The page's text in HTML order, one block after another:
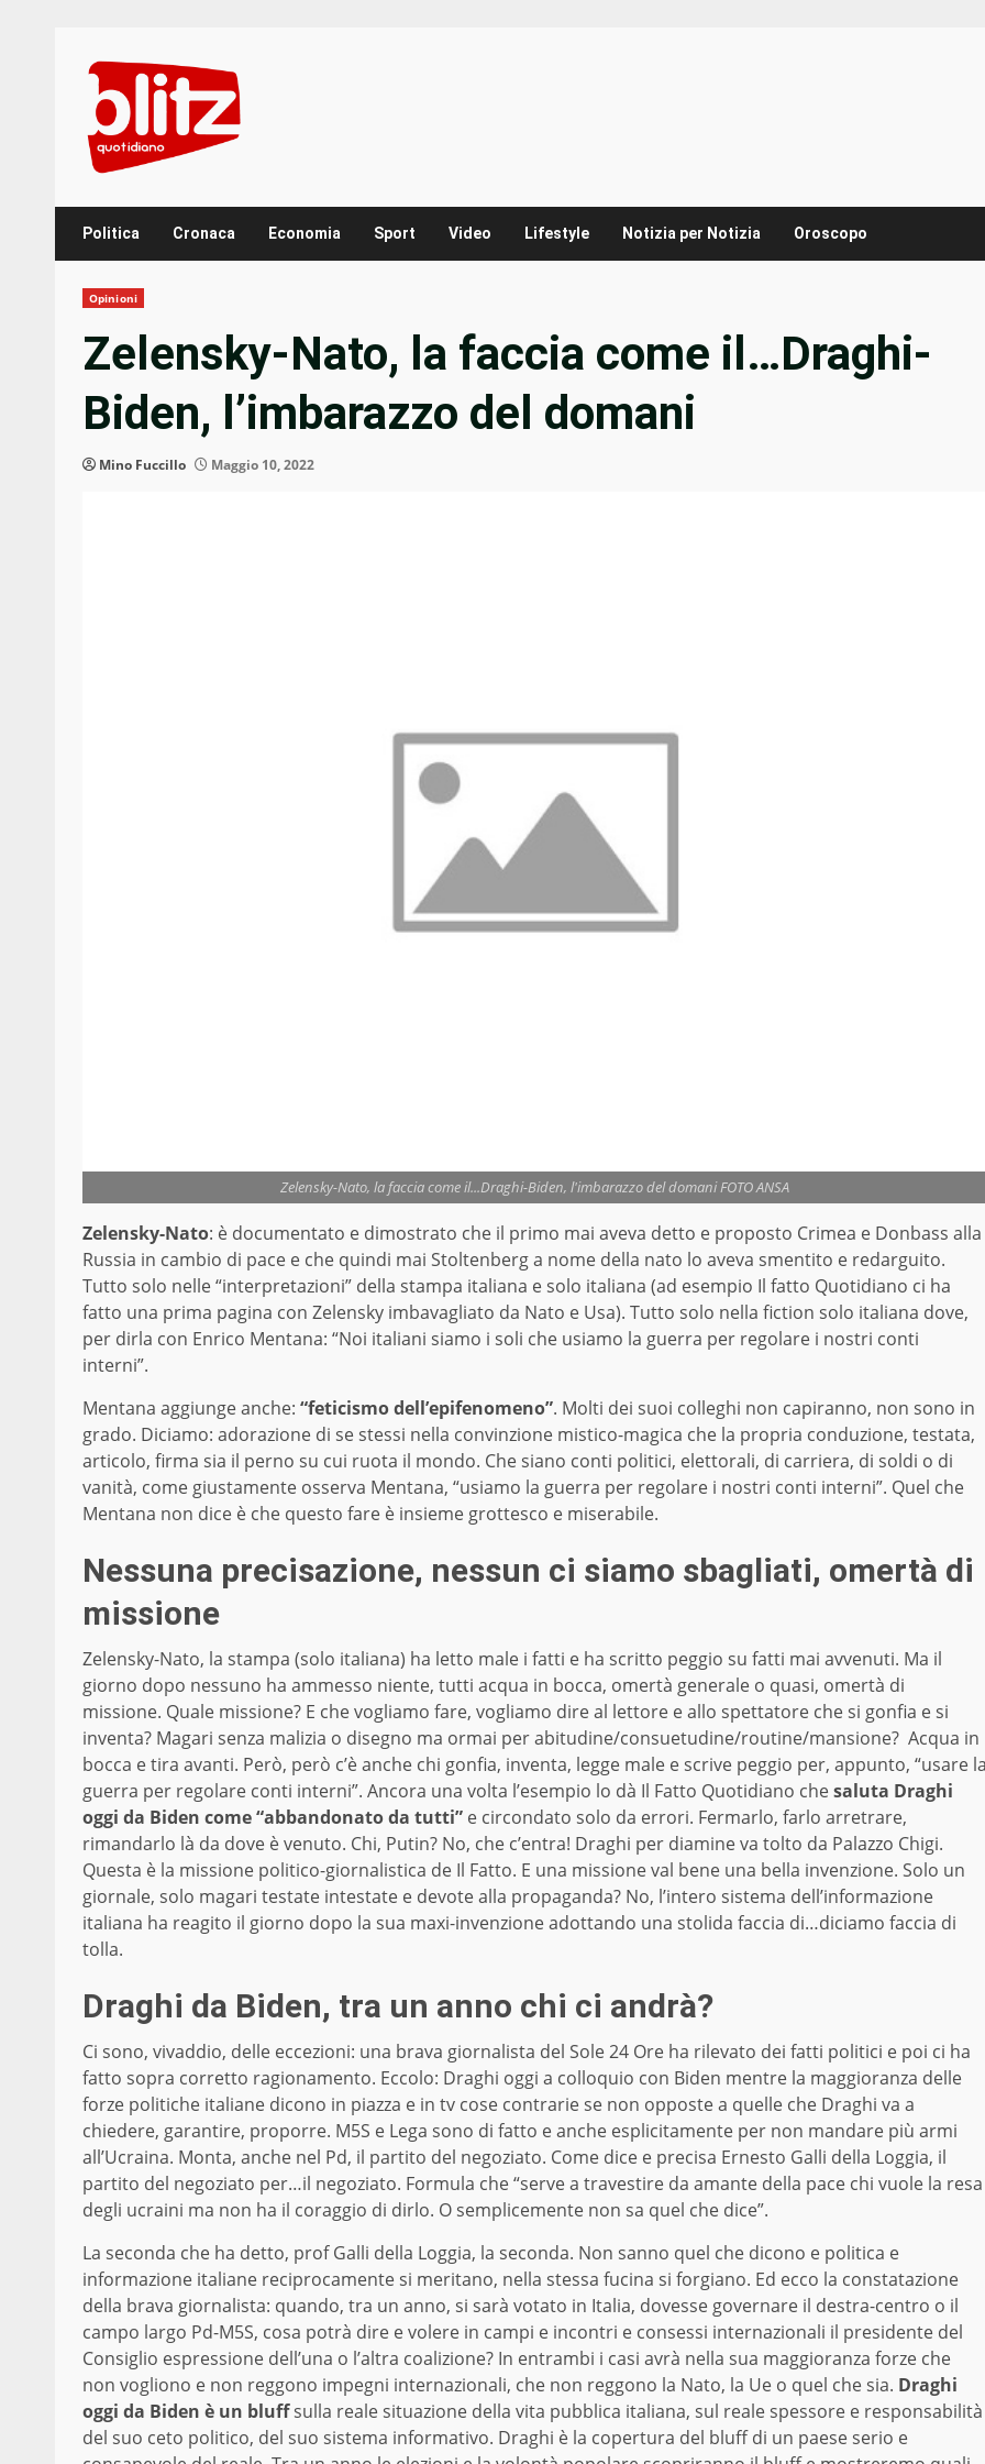
content
Politica Cronaca Economia Sport Video Lifestyle Notizia per Notizia Oroscopo
Opinioni
Zelensky-Nato, la faccia come il…Draghi-
Biden, l’imbarazzo del domani
Mino Fuccillo Maggio 10, 2022
Zelensky-Nato, la faccia come il...Draghi-Biden, l'imbarazzo del domani FOTO ANSA
Zelensky-Nato: è documentato e dimostrato che il primo mai aveva detto e proposto Crimea e Donbass alla
Russia in cambio di pace e che quindi mai Stoltenberg a nome della nato lo aveva smentito e redarguito.
Tutto solo nelle “interpretazioni” della stampa italiana e solo italiana (ad esempio Il fatto Quotidiano ci ha
fatto una prima pagina con Zelensky imbavagliato da Nato e Usa). Tutto solo nella fiction solo italiana dove,
per dirla con Enrico Mentana: “Noi italiani siamo i soli che usiamo la guerra per regolare i nostri conti
interni”.
Mentana aggiunge anche: “feticismo dell’epifenomeno”. Molti dei suoi colleghi non capiranno, non sono in
grado. Diciamo: adorazione di se stessi nella convinzione mistico-magica che la propria conduzione, testata,
articolo, firma sia il perno su cui ruota il mondo. Che siano conti politici, elettorali, di carriera, di soldi o di
vanità, come giustamente osserva Mentana, “usiamo la guerra per regolare i nostri conti interni”. Quel che
Mentana non dice è che questo fare è insieme grottesco e miserabile.
Nessuna precisazione, nessun ci siamo sbagliati, omertà di
missione
Zelensky-Nato, la stampa (solo italiana) ha letto male i fatti e ha scritto peggio su fatti mai avvenuti. Ma il
giorno dopo nessuno ha ammesso niente, tutti acqua in bocca, omertà generale o quasi, omertà di
missione. Quale missione? E che vogliamo fare, vogliamo dire al lettore e allo spettatore che si gonfia e si
inventa? Magari senza malizia o disegno ma ormai per abitudine/consuetudine/routine/mansione? Acqua in
bocca e tira avanti. Però, però c’è anche chi gonfia, inventa, legge male e scrive peggio per, appunto, “usare
guerra per regolare conti interni”. Ancora una volta l’esempio lo dà Il Fatto Quotidiano chesaluta Draghi
oggi da Biden come “abbandonato da tutti” e circondato solo da errori. Fermarlo, farlo arretrare,
rimandarlo là da dove è venuto. Chi, Putin? No, che c’entra! Draghi per diamine va tolto da Palazzo Chigi.
Questa è la missione politico-giornalistica de Il Fatto. E una missione val bene una bella invenzione. Solo un
giornale, solo magari testate intestate e devote alla propaganda? No, l’intero sistema dell’informazione
italiana ha reagito il giorno dopo la sua maxi-invenzione adottando una stolida faccia di…diciamo faccia di
tolla.
Draghi da Biden, tra un anno chi ci andrà?
Ci sono, vivaddio, delle eccezioni: una brava giornalista del Sole 24 Ore ha rilevato dei fatti politici e poi ci ha
fatto sopra corretto ragionamento. Eccolo: Draghi oggi a colloquio con Biden mentre la maggioranza delle
forze politiche italiane dicono in piazza e in tv cose contrarie se non opposte a quelle che Draghi va a
chiedere, garantire, proporre. M5S e Lega sono di fatto e anche esplicitamente per non mandare più armi
all’Ucraina. Monta, anche nel Pd, il partito del negoziato. Come dice e precisa Ernesto Galli della Loggia, il
partito del negoziato per…il negoziato. Formula che “serve a travestire da amante della pace chi vuole la resa
degli ucraini ma non ha il coraggio di dirlo. O semplicemente non sa quel che dice”.
La seconda che ha detto, prof Galli della Loggia, la seconda. Non sanno quel che dicono e politica e
informazione italiane reciprocamente si meritano, nella stessa fucina si forgiano. Ed ecco la constatazione
della brava giornalista: quando, tra un anno, si sarà votato in Italia, dovesse governare il destra-centro o il
campo largo Pd-M5S, cosa potrà dire e volere in campi e incontri e consessi internazionali il presidente del
Consiglio espressione dell’una o l’altra coalizione? In entrambi i casi avrà nella sua maggioranza forze che
non vogliono e non reggono impegni internazionali, che non reggono la Nato, la Ue o quel che sia. Draghi
oggi da Biden è un bluffsulla reale situazione della vita pubblica italiana, sul reale spessore e responsabilità
del suo ceto politico, del suo sistema informativo. Draghi è la copertura del bluff di un paese serio e